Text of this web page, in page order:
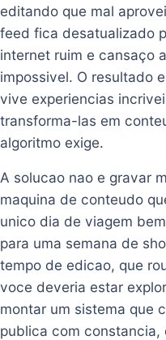
editando que mal
feed fica desatualizado
internet ruim e cansaço
impossivel. O resultado
vive experiencias
transforma-las em
algoritmo exige.
A solucao nao e gravar
maquina de conteudo
unico dia de viagem
para uma semana de
tempo de edicao, que
voce deveria estar
montar um sistema que
publica com